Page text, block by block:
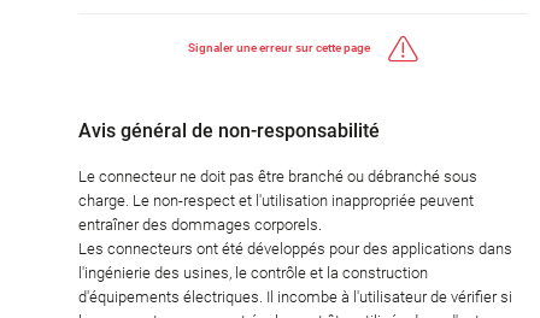
Signaler une erreur sur cette page
Avis général de non-responsabilité
Le connecteur ne doit pas être branché ou débranché sous
charge. Le non-respect et l'utilisation inappropriée peuvent
entraîner des dommages corporels.
Les connecteurs ont été développés pour des applications dans
l'ingénierie des usines, le contrôle et la construction
d'équipements électriques. Il incombe à l'utilisateur de vérifier si